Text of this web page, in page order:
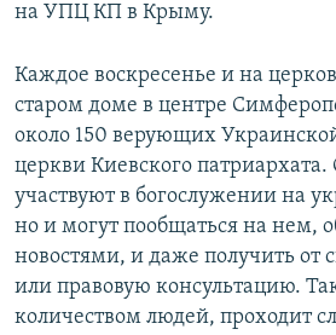
на УПЦ КП в Крыму.
Каждое воскресенье и на
старом доме в центре
около 150 верующих
церкви Киевского
участвуют в богослужении на
но и могут пообщаться на нем,
новостями, и даже получить от
или правовую консультацию.
количеством людей, проходит